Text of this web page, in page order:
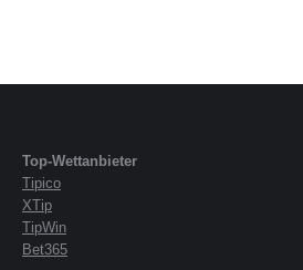
Top-Wettanbieter
Tipico
XTip
TipWin
Bet365